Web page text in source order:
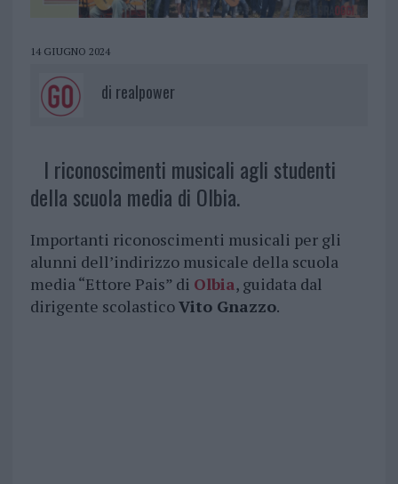
14 GIUGNO 2024
di realpower
I riconoscimenti musicali agli studenti
della scuola media di Olbia.
Importanti riconoscimenti musicali per gli
alunni dell’indirizzo musicale della scuola
media “Ettore Pais” di Olbia, guidata dal
dirigente scolasticoVito Gnazzo.